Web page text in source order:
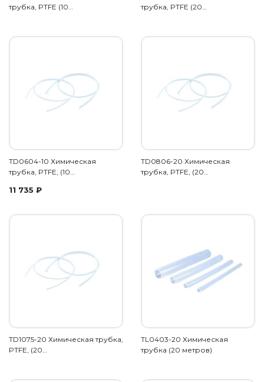
трубка, PTFE (10…
трубка, PTFE (20…
TD0604-10 Химическая
трубка, PTFE, (10…
11 735 ₽
TD0806-20 Химическая
трубка, PTFE, (20…
TD1075-20 Химическая трубка,
PTFE, (20…
TL0403-20 Химическая
трубка (20 метров)